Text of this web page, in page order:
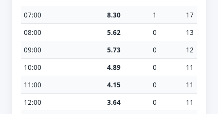
07:00
8.30 1
17
08:00
5.62 0
13
09:00
5.73 0
12
10:00
4.89 0
11
11:00
4.15 0
11
12:00
3.64 0
11